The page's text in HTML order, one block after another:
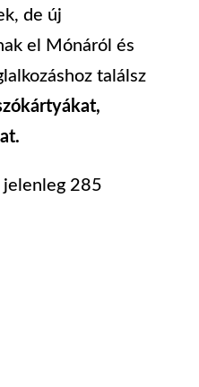
de új
el Mónáról és
találsz
jelenleg 285